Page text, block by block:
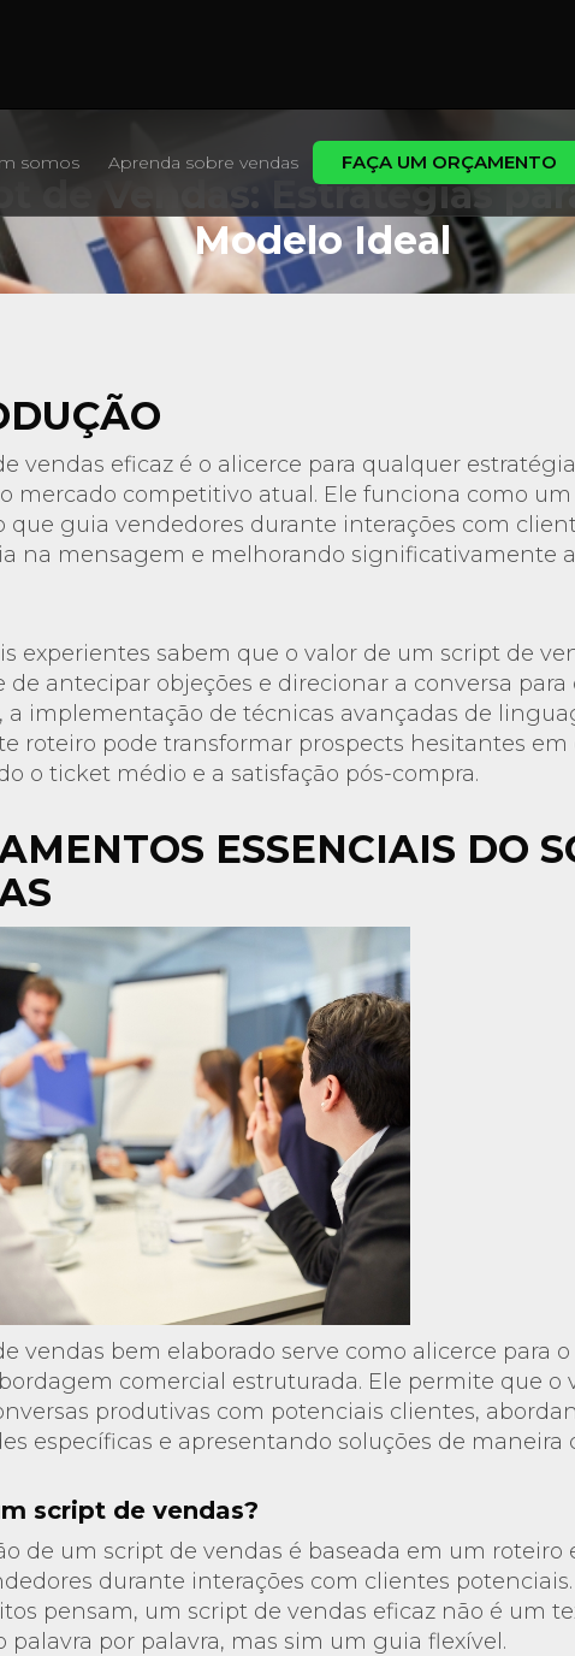
somos Aprenda sobre vendas FAÇA UM ORÇAMENTO
de Vendas: Estratégias
Modelo Ideal
vendas eficaz é o alicerce para qualquer
mercado competitivo atual. Ele funciona como
que guia vendedores durante interações com
na mensagem e melhorando significativamente
experientes sabem que o valor de um script de
de antecipar objeções e direcionar a conversa
a implementação de técnicas avançadas de
roteiro pode transformar prospects hesitantes em
o ticket médio e a satisfação pós-compra.
ESSENCIAIS DO
vendas bem elaborado serve como alicerce para o
comercial estruturada. Ele permite que o
produtivas com potenciais clientes,
específicas e apresentando soluções de maneira
script de vendas?
de um script de vendas é baseada em um roteiro
durante interações com clientes
pensam, um script de vendas eficaz não é um
palavra por palavra, mas sim um guia flexível.